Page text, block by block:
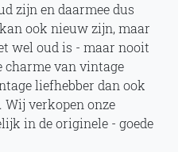
zijn en daarmee dus
ook nieuw zijn, maar
wel oud is - maar nooit
charme van vintage
liefhebber dan ook
verkopen onze
in de originele - goede